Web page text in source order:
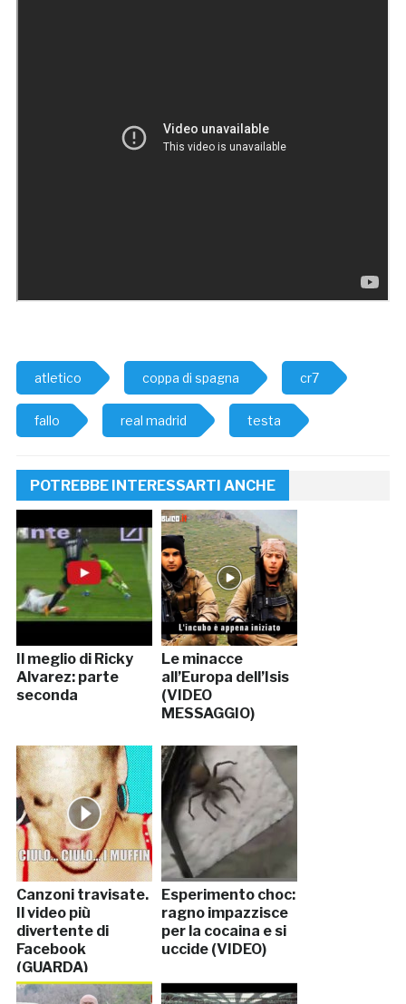
atletico coppa di spagna cr7
fallo real madrid testa
POTREBBE INTERESSARTI ANCHE
Il meglio di Ricky
Alvarez: parte
seconda
Le minacce
all’Europa dell’Isis
(VIDEO
MESSAGGIO)
Canzoni travisate.
Il video più
divertente di
Facebook
(GUARDA)
Esperimento choc:
ragno impazzisce
per la cocaina e si
uccide (VIDEO)